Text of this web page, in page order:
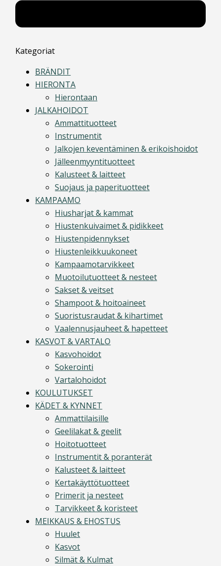
Kategoriat
BRÄNDIT
HIERONTA
Hierontaan
JALKAHOIDOT
Ammattituotteet
Instrumentit
Jalkojen keventäminen & erikoishoidot
Jälleenmyyntituotteet
Kalusteet & laitteet
Suojaus ja paperituotteet
KAMPAAMO
Hiusharjat & kammat
Hiustenkuivaimet & pidikkeet
Hiustenpidennykset
Hiustenleikkuukoneet
Kampaamotarvikkeet
Muotoilutuotteet & nesteet
Sakset & veitset
Shampoot & hoitoaineet
Suoristusraudat & kihartimet
Vaalennusjauheet & hapetteet
KASVOT & VARTALO
Kasvohoidot
Sokerointi
Vartalohoidot
KOULUTUKSET
KÄDET & KYNNET
Ammattilaisille
Geelilakat & geelit
Hoitotuotteet
Instrumentit & poranterät
Kalusteet & laitteet
Kertakäyttötuotteet
Primerit ja nesteet
Tarvikkeet & koristeet
MEIKKAUS & EHOSTUS
Huulet
Kasvot
Silmät & Kulmat